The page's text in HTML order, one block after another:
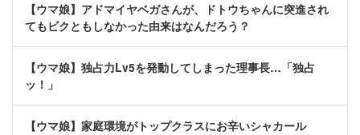
【ウマ娘】アドマイヤベガさんが、ドトウちゃんに突進され
てもビクともしなかった由来はなんだろう？
【ウマ娘】独占力Lv5を発動してしまった理事長…「独占
ッ！」
【ウマ娘】家庭環境がトップクラスにお辛いシャカール